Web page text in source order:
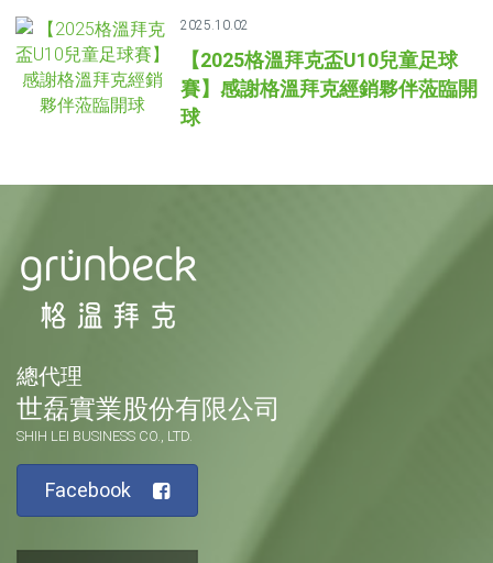
2025.10.02
【2025格溫拜克盃U10兒童足球
賽】感謝格溫拜克經銷夥伴蒞臨開
球
總代理
世磊實業股份有限公司
SHIH LEI BUSINESS CO., LTD.
Facebook